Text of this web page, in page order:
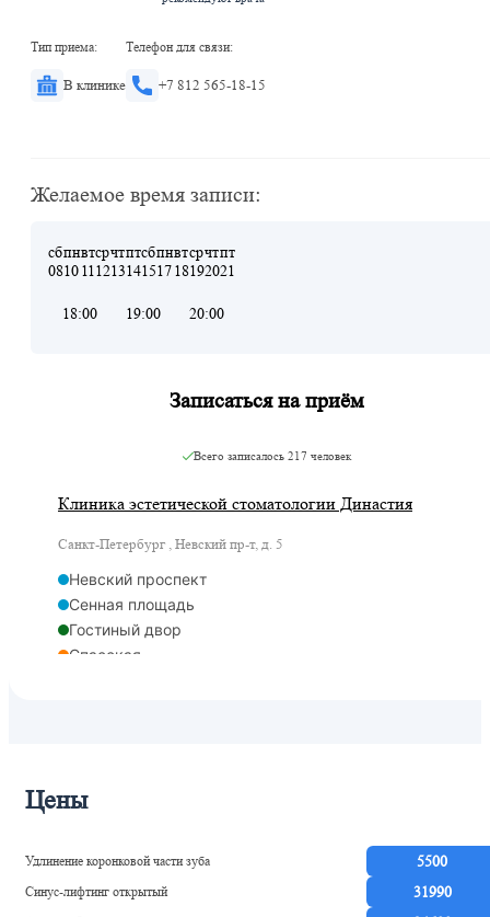
Тип приема:
В клинике
Телефон для связи:
+7 812 565-18-15
Желаемое время записи:
сб
08
пн
10
вт
11
ср
12
чт
13
пт
14
сб
15
пн
17
вт
18
ср
19
чт
20
пт
21
18:00 19:00 20:00
Записаться на приём
Всего записалось 217 человек
Клиника эстетической стоматологии Династия
Санкт-Петербург , Невский пр-т, д. 5
Невский проспект
Сенная площадь
Гостиный двор
Спасская
Цены
Удлинение коронковой части зуба 5500
Синус-лифтинг открытый 31990